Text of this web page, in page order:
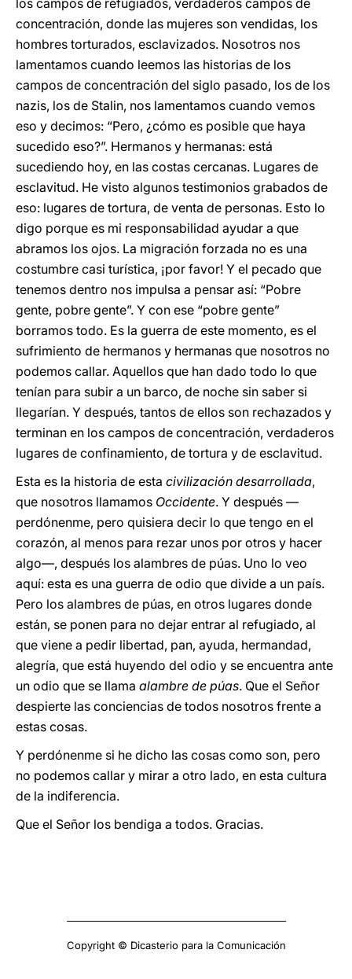
los campos de refugiados, verdaderos campos de
concentración, donde las mujeres son vendidas, los
hombres torturados, esclavizados. Nosotros nos
lamentamos cuando leemos las historias de los
campos de concentración del siglo pasado, los de los
nazis, los de Stalin, nos lamentamos cuando vemos
eso y decimos: “Pero, ¿cómo es posible que haya
sucedido eso?”. Hermanos y hermanas: está
sucediendo hoy, en las costas cercanas. Lugares de
esclavitud. He visto algunos testimonios grabados de
eso: lugares de tortura, de venta de personas. Esto lo
digo porque es mi responsabilidad ayudar a que
abramos los ojos. La migración forzada no es una
costumbre casi turística, ¡por favor! Y el pecado que
tenemos dentro nos impulsa a pensar así: “Pobre
gente, pobre gente”. Y con ese “pobre gente”
borramos todo. Es la guerra de este momento, es el
sufrimiento de hermanos y hermanas que nosotros no
podemos callar. Aquellos que han dado todo lo que
tenían para subir a un barco, de noche sin saber si
llegarían. Y después, tantos de ellos son rechazados y
terminan en los campos de concentración, verdaderos
lugares de confinamiento, de tortura y de esclavitud.
Esta es la historia de esta civilización desarrollada,
que nosotros llamamos Occidente. Y después —
perdónenme, pero quisiera decir lo que tengo en el
corazón, al menos para rezar unos por otros y hacer
algo—, después los alambres de púas. Uno lo veo
aquí: esta es una guerra de odio que divide a un país.
Pero los alambres de púas, en otros lugares donde
están, se ponen para no dejar entrar al refugiado, al
que viene a pedir libertad, pan, ayuda, hermandad,
alegría, que está huyendo del odio y se encuentra ante
un odio que se llama alambre de púas. Que el Señor
despierte las conciencias de todos nosotros frente a
estas cosas.
Y perdónenme si he dicho las cosas como son, pero
no podemos callar y mirar a otro lado, en esta cultura
de la indiferencia.
Que el Señor los bendiga a todos. Gracias.
Copyright © Dicasterio para la Comunicación